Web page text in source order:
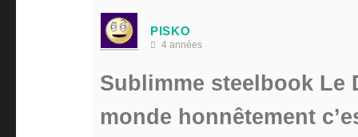
PISKO
4 années
Sublimme steelbook Le
monde honnêtement